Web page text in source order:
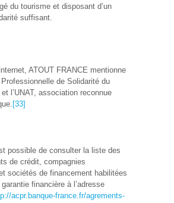
du tourisme et disposant d’un
suffisant.
ATOUT FRANCE mentionne
Professionnelle de Solidarité du
et l’UNAT, association reconnue
[33]
possible de consulter la liste des
de crédit, compagnies
sociétés de financement habilitées
financière à l’adresse
acpr.banque-france.fr/agrements-